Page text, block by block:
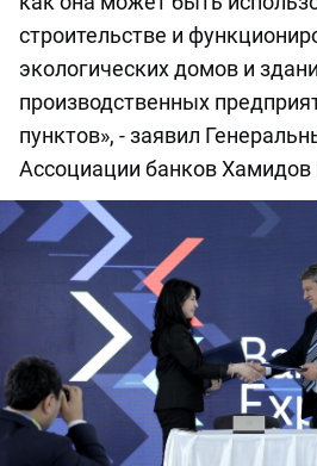
строительстве и
экологических домов и
производственных
пунктов», - заявил
Ассоциации банков Хамидов